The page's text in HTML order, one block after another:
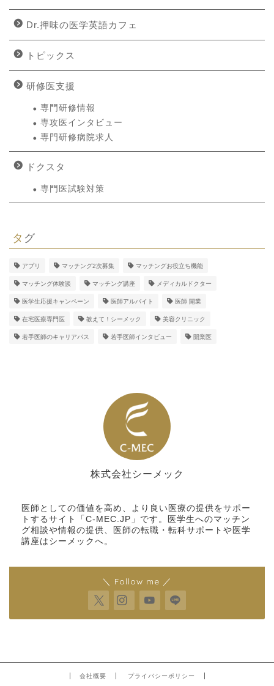
Dr.押味の医学英語カフェ
トピックス
研修医支援
専門研修情報
専攻医インタビュー
専門研修病院求人
ドクスタ
専門医試験対策
タグ
アプリ マッチング2次募集 マッチングお役立ち機能
マッチング体験談 マッチング講座 メディカルドクター
医学生応援キャンペーン 医師アルバイト 医師 開業
在宅医療専門医 教えて！シーメック 美容クリニック
若手医師のキャリアパス 若手医師インタビュー 開業医
株式会社シーメック
医師としての価値を高め、より良い医療の提供をサポー
トするサイト「C-MEC.JP」です。医学生へのマッチン
グ相談や情報の提供、医師の転職・転科サポートや医学
講座はシーメックへ。
＼ Follow me ／
会社概要 プライバシーポリシー